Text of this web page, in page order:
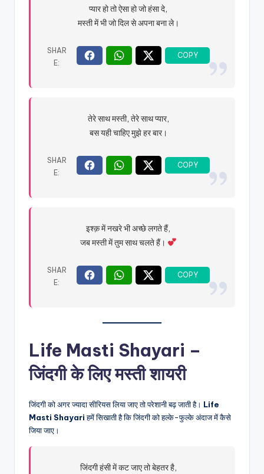
प्यार हो तो ऐसा हो जो हंसा दे,
मस्ती में भी जो दिल से अपना बना ले।
तेरे साथ मस्ती, तेरे साथ प्यार,
बस यही चाहिए मुझे हर बार।
इश्क़ में नखरे भी अच्छे लगते हैं,
जब मस्ती में तुम साथ चलते हैं।
Life Masti Shayari –
जिंदगी के लिए मस्ती शायरी
जिंदगी को अगर ज्यादा सीरियस लिया जाए तो परेशानी बढ़ जाती है। Life
Masti Shayariहमें सिखाती है कि जिंदगी को हल्के-फुल्के अंदाज में कैसे
जिया जाए।
जिंदगी हंसी में कट जाए तो बेहतर है,